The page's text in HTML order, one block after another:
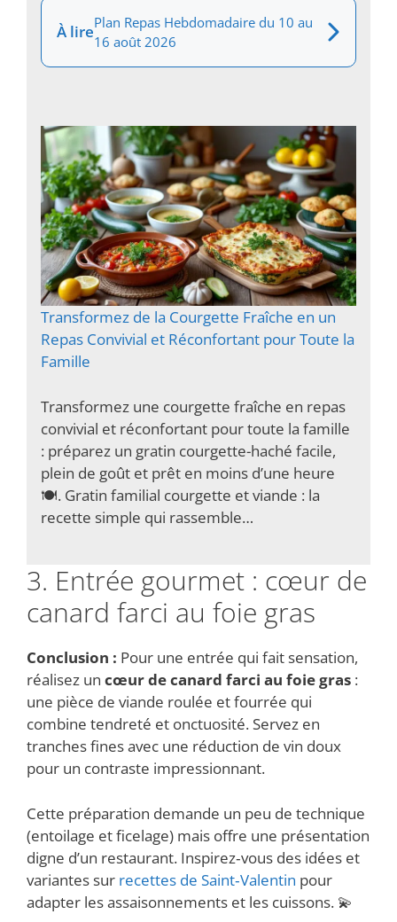
À lirePlan Repas Hebdomadaire du 10 au
16 août 2026
Transformez de la Courgette Fraîche en un
Repas Convivial et Réconfortant pour Toute la
Famille
Transformez une courgette fraîche en repas
convivial et réconfortant pour toute la famille
: préparez un gratin courgette-haché facile,
plein de goût et prêt en moins d’une heure
🍽️. Gratin familial courgette et viande : la
recette simple qui rassemble…
3. Entrée gourmet : cœur de
canard farci au foie gras
Conclusion : Pour une entrée qui fait sensation,
réalisez un cœur de canard farci au foie gras :
une pièce de viande roulée et fourrée qui
combine tendreté et onctuosité. Servez en
tranches fines avec une réduction de vin doux
pour un contraste impressionnant.
Cette préparation demande un peu de technique
(entoilage et ficelage) mais offre une présentation
digne d’un restaurant. Inspirez‑vous des idées et
variantes sur recettes de Saint‑Valentin pour
adapter les assaisonnements et les cuissons. 💫